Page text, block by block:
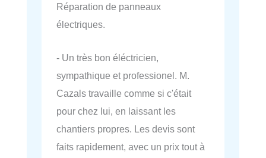
Réparation de panneaux
électriques.
- Un très bon éléctricien,
sympathique et professionel. M.
Cazals travaille comme si c'était
pour chez lui, en laissant les
chantiers propres. Les devis sont
faits rapidement, avec un prix tout à